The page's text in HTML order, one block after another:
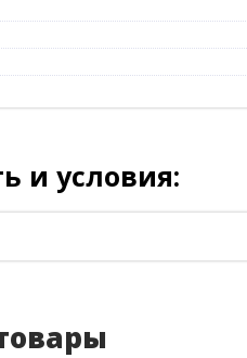
и условия: